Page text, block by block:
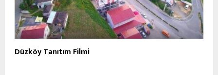
Düzköy Tanıtım Filmi